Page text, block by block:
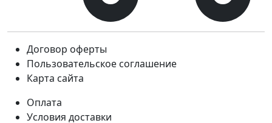
Договор оферты
Пользовательское соглашение
Карта сайта
Оплата
Условия доставки